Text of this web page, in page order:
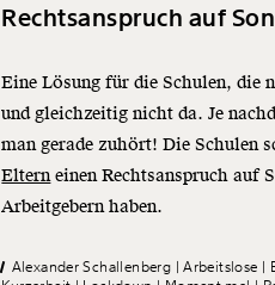
Rechtsanspruch auf
Eine Lösung für die Schulen,
und gleichzeitig nicht da. Je
man gerade zuhört! Die Schulen
Elterneinen Rechtsanspruch auf
Arbeitgebern haben.
Alexander Schallenberg Arbeitslose